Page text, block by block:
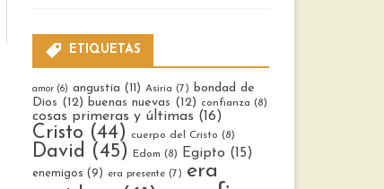
ETIQUETAS
amor(6) angustia (11) Asiria (7) bondad de
Dios (12) buenas nuevas (12) confianza (8)
cosas primeras y últimas (16)
Cristo (44) cuerpo del Cristo (8)
David (45) Edom (8) Egipto (15)
enemigos (9) era presente(7) era